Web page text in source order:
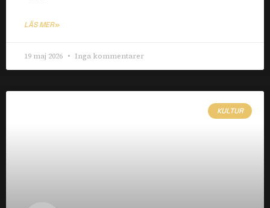
LÄS MER»
19 maj 2026 Inga kommentarer
KULTUR